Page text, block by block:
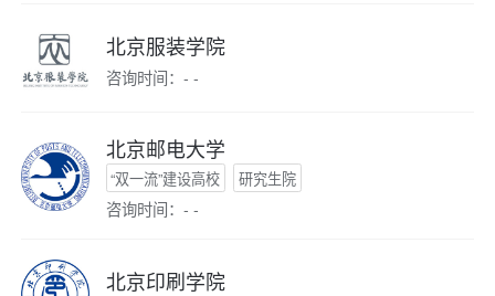
北京服装学院
咨询时间：- -
北京邮电大学
“双一流”建设高校 研究生院
咨询时间：- -
北京印刷学院